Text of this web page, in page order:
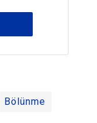
Bölünme